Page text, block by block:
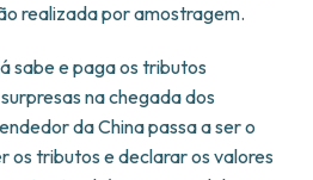
realizada por amostragem.
sabe e paga os tributos
na chegada dos
da China passa a ser o
os tributos e declarar os valores